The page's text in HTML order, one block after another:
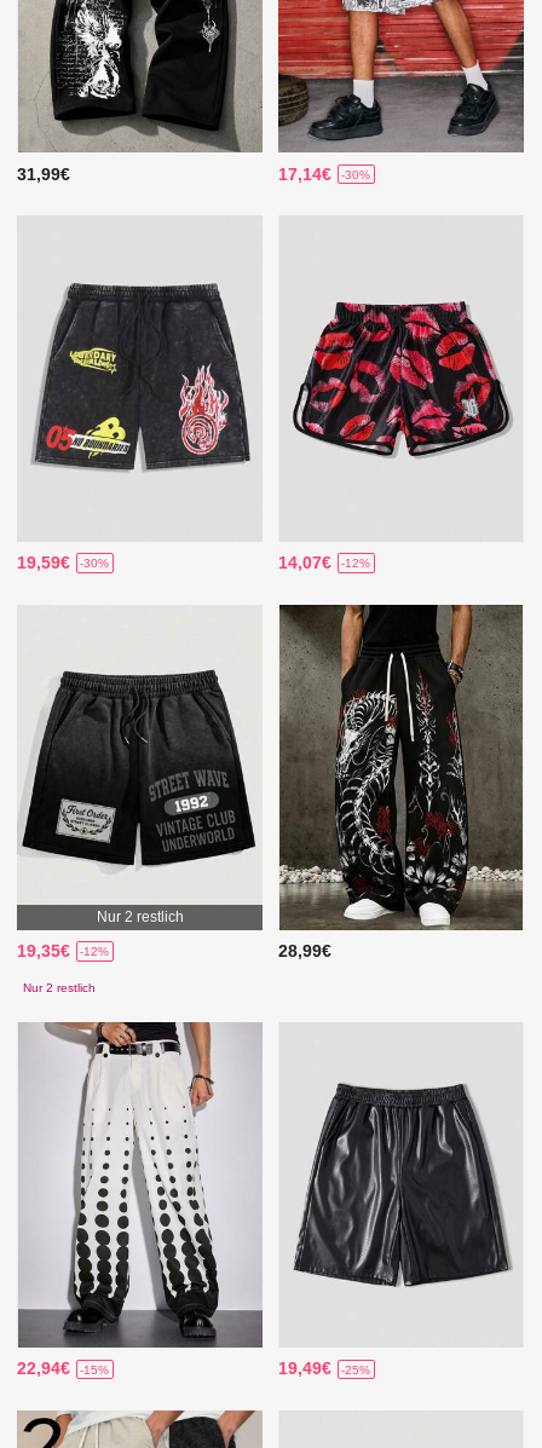
31,99€ 17,14€ -30%
19,59€ -30% 14,07€ -12%
Nur 2 restlich
19,35€ -12%
Nur 2 restlich
28,99€
22,94€ -15% 19,49€ -25%